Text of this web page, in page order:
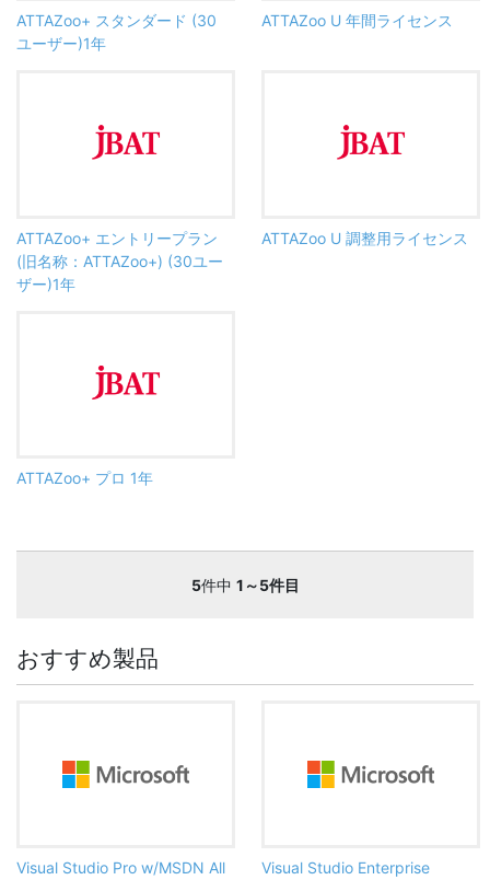
ATTAZoo+ スタンダード (30
ユーザー)1年
ATTAZoo U 年間ライセンス
ATTAZoo+ エントリープラン
(旧名称：ATTAZoo+) (30ユー
ザー)1年
ATTAZoo U 調整用ライセンス
ATTAZoo+ プロ 1年
5件中 1～5件目
おすすめ製品
Visual Studio Pro w/MSDN All
Visual Studio Enterprise